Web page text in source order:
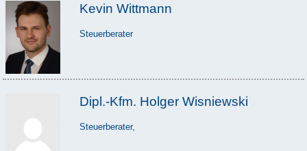
Kevin Wittmann
Steuerberater
Dipl.-Kfm. Holger Wisniewski
Steuerberater,